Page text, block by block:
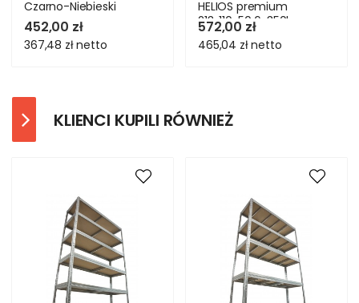
Czarno-Niebieski
452,00 zł
367,48 złnetto
HELIOS premium
213x110x50 6x350kg
572,00 zł
465,04 złnetto
KLIENCI KUPILI RÓWNIEŻ